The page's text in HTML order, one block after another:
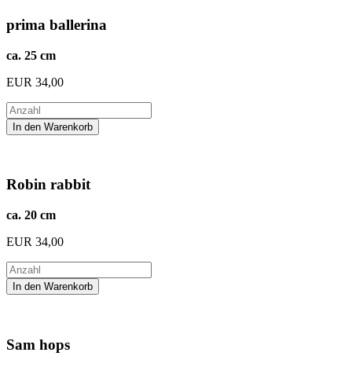
prima ballerina
ca. 25 cm
EUR 34,00
Robin rabbit
ca. 20 cm
EUR 34,00
Sam hops